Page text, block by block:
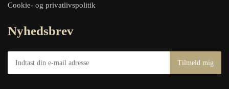
Cookie- og privatlivspolitik
Nyhedsbrev